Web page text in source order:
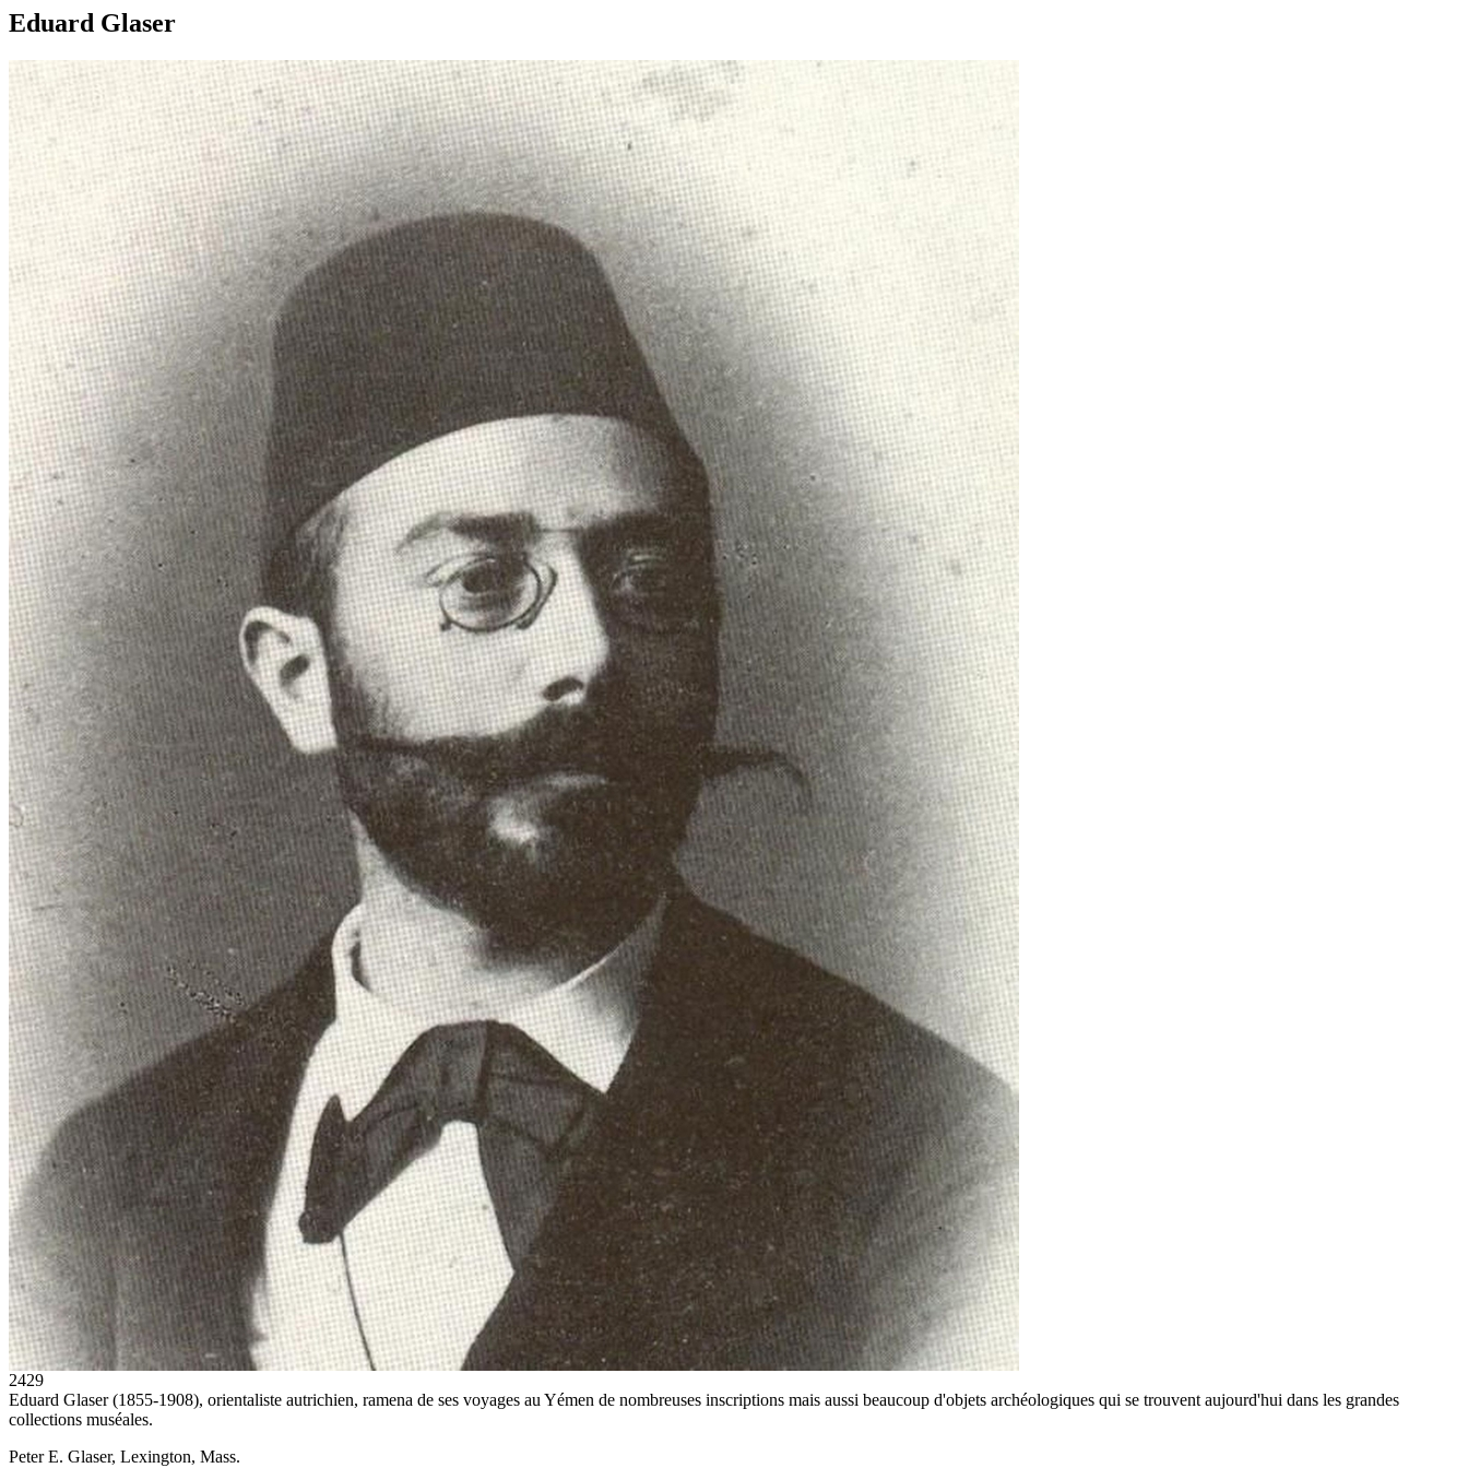
Eduard Glaser
2429
Eduard Glaser (1855-1908), orientaliste autrichien, ramena de ses voyages au Yémen de nombreuses inscriptions mais aussi beaucoup d'objets archéologiques qui se trouvent aujourd'hui dans les grandes
collections muséales.
Peter E. Glaser, Lexington, Mass.